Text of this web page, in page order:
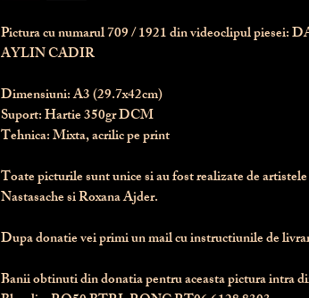
Pictura cu numarul709/ 1921 din videoclipul piesei:
AYLIN CADIR
Dimensiuni: A3 (29.7x42cm)
Suport: Hartie 350gr DCM
Tehnica: Mixta, acrilic pe print
Toate picturile sunt unice si au fost realizate de
Nastasache si Roxana Ajder.
Dupa donatie vei primi un mail cu instructiunile de
Banii obtinuti din donatia pentru aceasta pictura intra